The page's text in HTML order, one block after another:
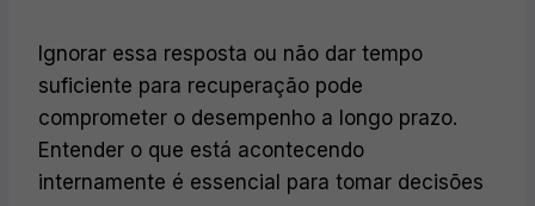
Ignorar essa resposta ou não dar tempo
suficiente para recuperação pode
comprometer o desempenho a longo prazo.
Entender o que está acontecendo
internamente é essencial para tomar decisões